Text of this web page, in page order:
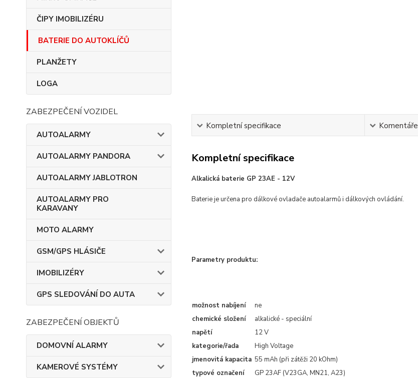
ČIPY IMOBILIZÉRU
BATERIE DO AUTOKLÍČŮ
PLANŽETY
LOGA
ZABEZPEČENÍ VOZIDEL
AUTOALARMY
AUTOALARMY PANDORA
AUTOALARMY JABLOTRON
AUTOALARMY PRO
KARAVANY
MOTO ALARMY
GSM/GPS HLÁSIČE
IMOBILIZÉRY
GPS SLEDOVÁNÍ DO AUTA
ZABEZPEČENÍ OBJEKTŮ
DOMOVNÍ ALARMY
KAMEROVÉ SYSTÉMY
Kompletní specifikace Komentáře
Kompletní specifikace
Alkalická baterie GP 23AE - 12V
Baterie je určena pro dálkové ovladače autoalarmů i dálkových ovládání.
Parametry produktu:
možnost nabíjení
ne
chemické složení
alkalické - speciální
napětí
12 V
kategorie/řada
High Voltage
jmenovitá kapacita 55 mAh (při zátěži 20 kOhm)
typové označení
GP 23AF (V23GA, MN21, A23)